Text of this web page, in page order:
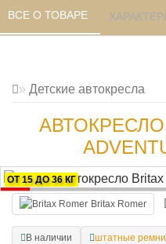
Детские автокресла
АВТОКРЕСЛО
ВСЕ О ТОВАРЕ
ОТ 15 ДО 36 КГ
Britax Romer
В наличии штатные ремни